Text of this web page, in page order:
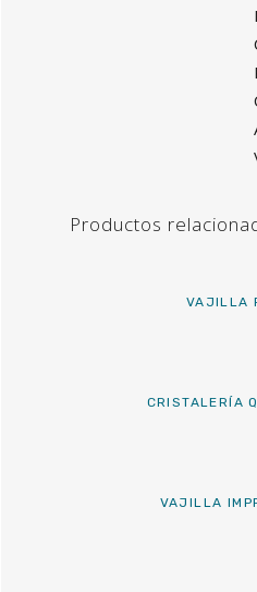
Productos
VAJILLA
CRISTALERÍA
VAJILLA